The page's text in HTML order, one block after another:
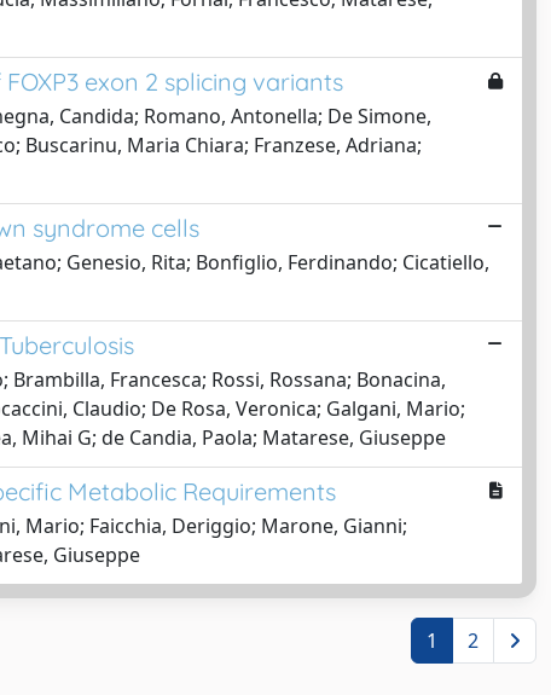
exon 2 splicing variants
Candida; Romano, Antonella; De Simone,
Buscarinu, Maria Chiara; Franzese, Adriana;
syndrome cells
Genesio, Rita; Bonfiglio, Ferdinando; Cicatiello,
Francesca; Rossi, Rossana; Bonacina,
Claudio; De Rosa, Veronica; Galgani, Mario;
Mihai G; de Candia, Paola; Matarese, Giuseppe
Metabolic Requirements
Mario; Faicchia, Deriggio; Marone, Gianni;
Giuseppe
1 2